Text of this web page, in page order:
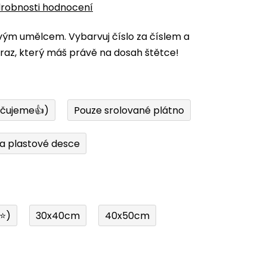
hodnocení
umělcem. Vybarvuj číslo za číslem a
který máš právě na dosah štětce!
Pouze srolované plátno
plastové desce
30x40cm 40x50cm